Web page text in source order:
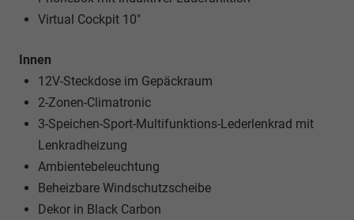
Virtual Cockpit 10"
Innen
12V-Steckdose im Gepäckraum
2-Zonen-Climatronic
3-Speichen-Sport-Multifunktions-Lederlenkrad mit
Lenkradheizung
Ambientebeleuchtung
Beheizbare Windschutzscheibe
Dekor in Black Carbon